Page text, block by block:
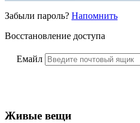
Забыли пароль? Напомнить
Восстановление доступа
Емайл
Живые вещи